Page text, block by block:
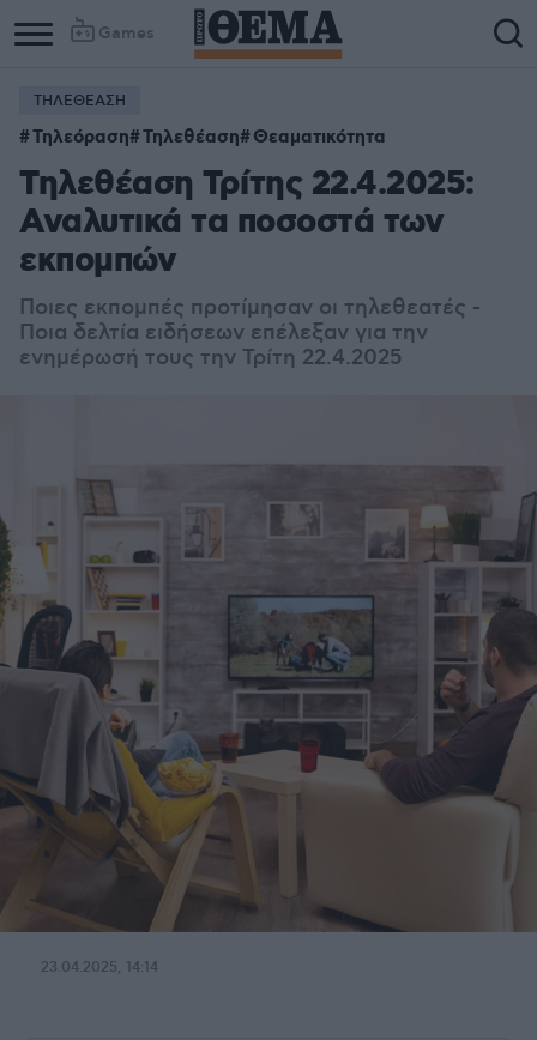
Games
ΤΗΛΕΘΕΑΣΗ
Τηλεόραση Τηλεθέαση Θεαματικότητα
Τηλεθέαση Τρίτης 22.4.2025:
Αναλυτικά τα ποσοστά των
εκπομπών
Ποιες εκπομπές προτίμησαν οι τηλεθεατές -
Ποια δελτία ειδήσεων επέλεξαν για την
ενημέρωσή τους την Τρίτη 22.4.2025
23.04.2025, 14:14